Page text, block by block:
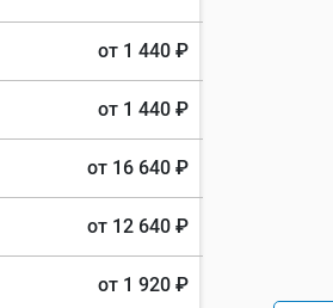
от 1 440 ₽
от 1 440 ₽
от 16 640 ₽
от 12 640 ₽
от 1 920 ₽